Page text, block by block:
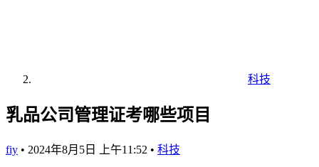
科技
乳品公司管理证考哪些项目
fiy • 2024年8月5日 上午11:52 • 科技